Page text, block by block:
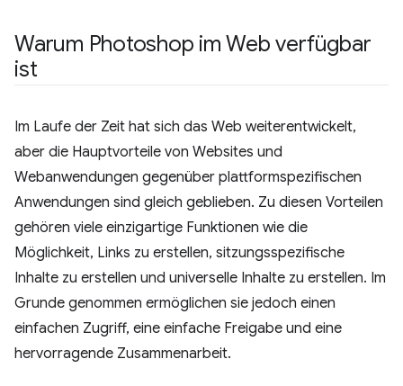
Warum Photoshop im Web verfügbar
ist
Im Laufe der Zeit hat sich das Web weiterentwickelt,
aber die Hauptvorteile von Websites und
Webanwendungen gegenüber plattformspezifischen
Anwendungen sind gleich geblieben. Zu diesen Vorteilen
gehören viele einzigartige Funktionen wie die
Möglichkeit, Links zu erstellen, sitzungsspezifische
Inhalte zu erstellen und universelle Inhalte zu erstellen. Im
Grunde genommen ermöglichen sie jedoch einen
einfachen Zugriff, eine einfache Freigabe und eine
hervorragende Zusammenarbeit.